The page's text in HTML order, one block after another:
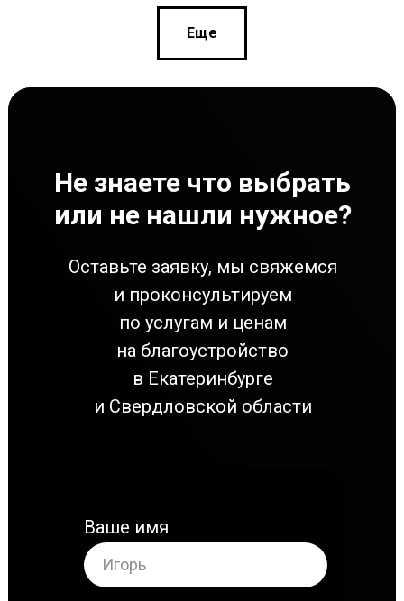
Еще
Не знаете что выбрать
или не нашли нужное?
Оставьте заявку, мы свяжемся
и проконсультируем
по услугам и ценам
на благоустройство
в Екатеринбурге
и Свердловской области
Ваше имя